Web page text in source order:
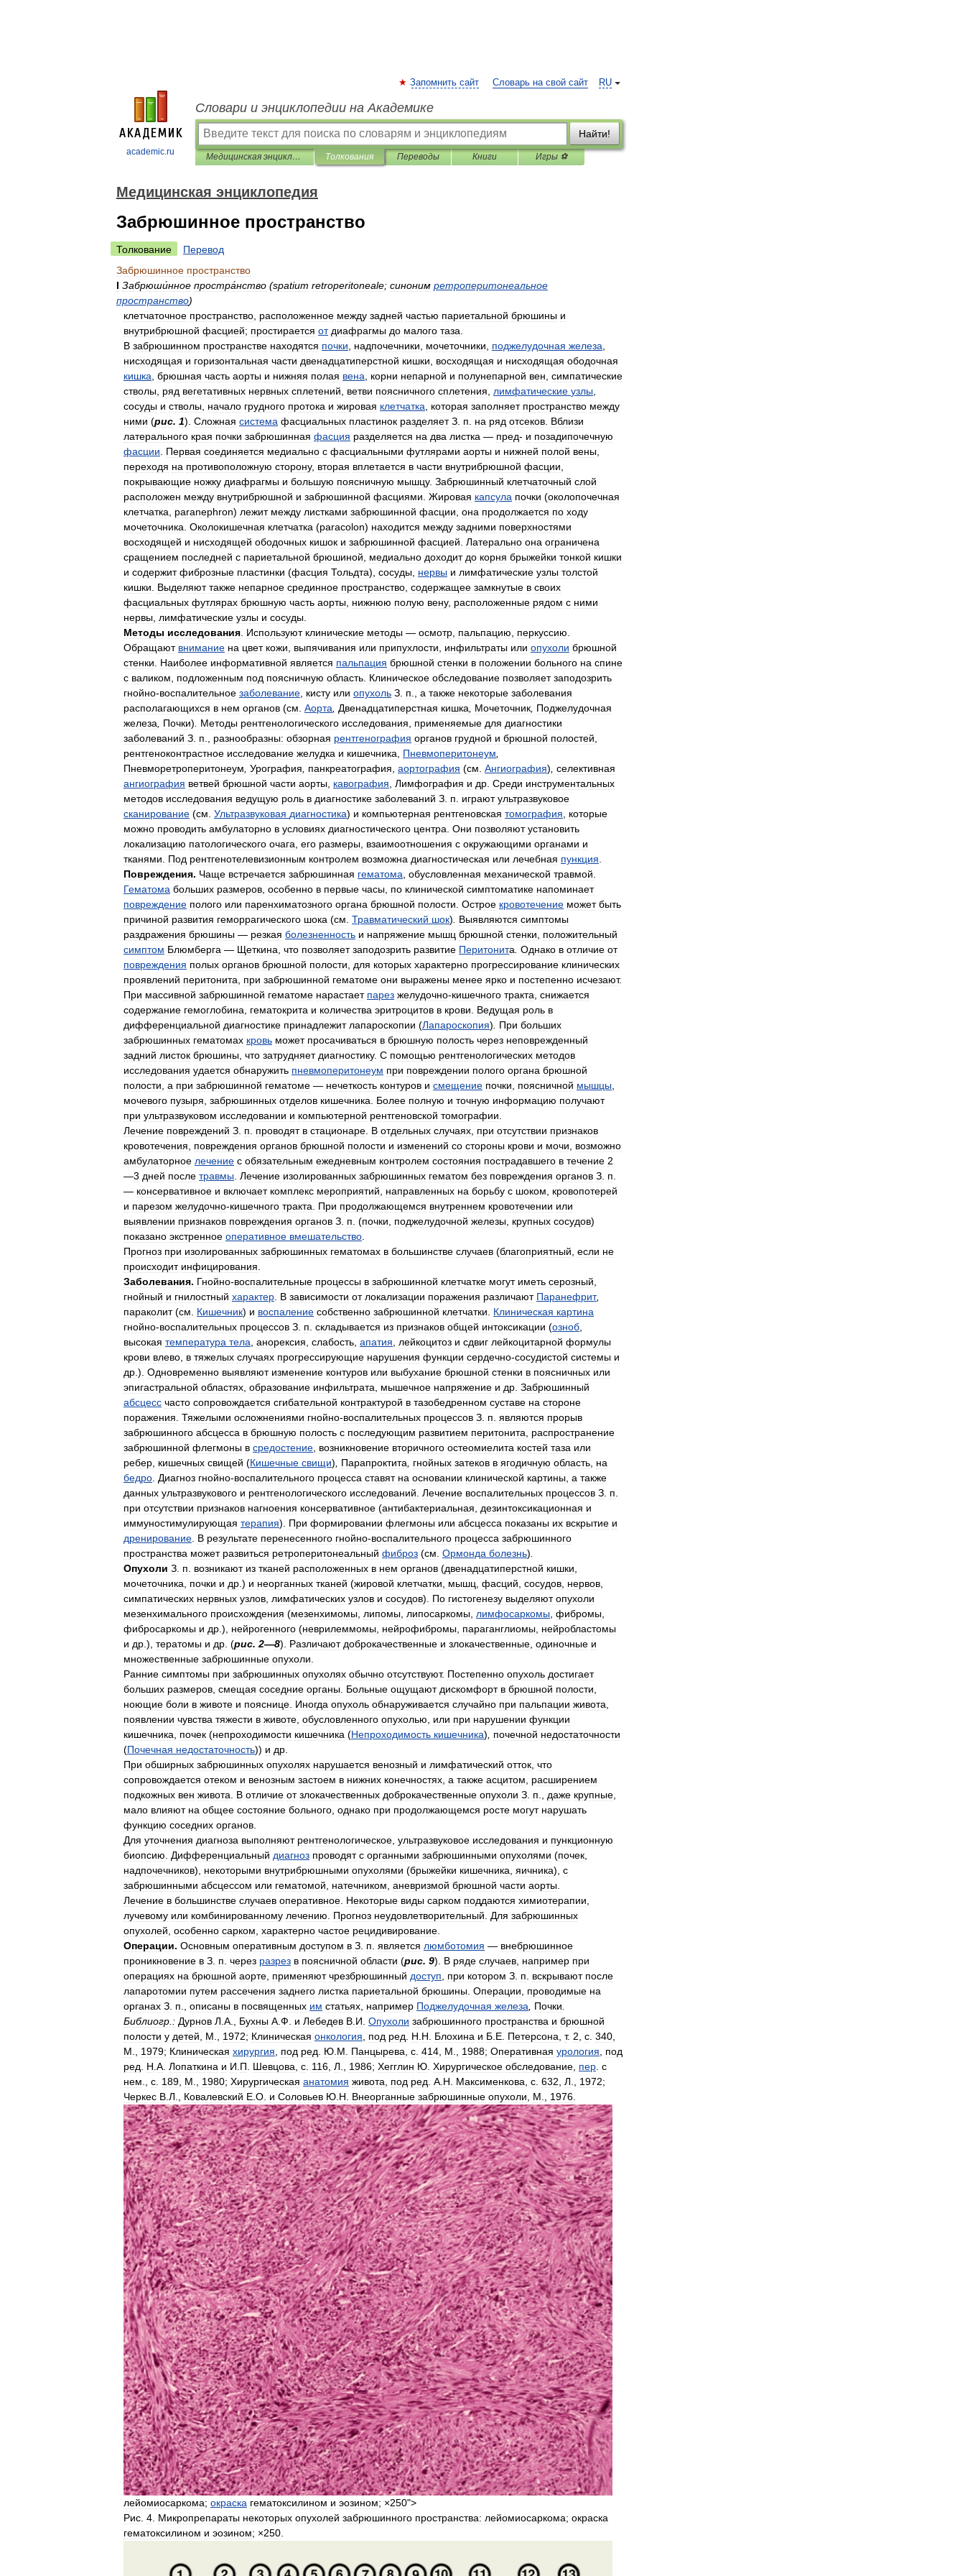
academic.ru
RU
Запомнить сайт Словарь на свой сайт
Словари и энциклопедии на Академике
Найти!
Медицинская энциклопедия Толкования Переводы Книги Игры ⚽
Медицинская энциклопедия
Забрюшинное пространство
Толкование
Перевод
Забрюшинное пространство
I Забрюши́нное простра́нство (spatium retroperitoneale; синоним ретроперитонеальное
пространство)
клетчаточное пространство расположенное между задней частью париетальной брюшины и
внутрибрюшной фасцией; простирается от диафрагмы до малого таза
В забрюшинном пространстве находятся почки надпочечники мочеточники поджелудочная железа
нисходящая и горизонтальная части двенадцатиперстной кишки восходящая и нисходящая ободочная
кишка брюшная часть аорты и нижняя полая вена корни непарной и полунепарной вен симпатические
стволы ряд вегетативных нервных сплетений ветви поясничного сплетения лимфатические узлы
сосуды и стволы начало грудного протока и жировая клетчатка которая заполняет пространство между
ними (рис. 1). Сложная система фасциальных пластинок разделяет З п на ряд отсеков Вблизи
латерального края почки забрюшинная фасция разделяется на два листка — пред- и позадипочечную
фасции
Первая соединяется медиально с фасциальными футлярами аорты и нижней полой вены
переходя на противоположную сторону, вторая вплетается в части внутрибрюшной фасции
покрывающие ножку диафрагмы и большую поясничную мышцу. Забрюшинный клетчаточный слой
расположен между внутрибрюшной и забрюшинной фасциями Жировая капсула почки (околопочечная
клетчатка
paranephron) лежит между листками забрюшинной фасции она продолжается по ходу
мочеточника Околокишечная клетчатка (paracolon) находится между задними поверхностями
восходящей и нисходящей ободочных кишок и забрюшинной фасцией Латерально она ограничена
сращением последней с париетальной брюшиной медиально доходит до корня брыжейки тонкой кишки
и содержит фиброзные пластинки (фасция Тольдта), сосуды нервы и лимфатические узлы толстой
кишки
Выделяют также непарное срединное пространство содержащее замкнутые в своих
фасциальных футлярах брюшную часть аорты нижнюю полую вену, расположенные рядом с ними
нервы лимфатические узлы и сосуды
Методы исследования Используют клинические методы — осмотр пальпацию перкуссию
Обращают внимание на цвет кожи выпячивания или припухлости инфильтраты или опухоли брюшной
стенки
Наиболее информативной является пальпация брюшной стенки в положении больного на спине
с валиком подложенным под поясничную область Клиническое обследование позволяет заподозрить
гнойно-воспалительное заболевание кисту или опухоль З п а также некоторые заболевания
располагающихся в нем органов (см Аорта Двенадцатиперстная кишка Мочеточник Поджелудочная
железа
Почки) Методы рентгенологического исследования применяемые для диагностики
заболеваний З п разнообразны: обзорная рентгенография органов грудной и брюшной полостей
рентгеноконтрастное исследование желудка и кишечника Пневмоперитонеум
Пневморетроперитонеум Урография панкреатография аортография (см Ангиография) селективная
ангиография ветвей брюшной части аорты кавография Лимфография и др Среди инструментальных
методов исследования ведущую роль в диагностике заболеваний З п играют ультразвуковое
сканирование (см Ультразвуковая диагностика) и компьютерная рентгеновская томография
которые
можно проводить амбулаторно в условиях диагностического центра Они позволяют установить
локализацию патологического очага его размеры взаимоотношения с окружающими органами и
тканями
Под рентгенотелевизионным контролем возможна диагностическая или лечебная пункция
Повреждения. Чаще встречается забрюшинная гематома обусловленная механической травмой
Гематома больших размеров особенно в первые часы по клинической симптоматике напоминает
повреждение полого или паренхиматозного органа брюшной полости Острое кровотечение может быть
причиной развития геморрагического шока (см Травматический шок) Выявляются симптомы
раздражения брюшины — резкая болезненность и напряжение мышц брюшной стенки
положительный
симптом Блюмберга — Щеткина что позволяет заподозрить развитие Перитонита Однако в отличие от
повреждения полых органов брюшной полости для которых характерно прогрессирование клинических
проявлений перитонита при забрюшинной гематоме они выражены менее ярко и постепенно исчезают.
При массивной забрюшинной гематоме нарастает парез желудочно-кишечного тракта снижается
содержание гемоглобина гематокрита и количества эритроцитов в крови Ведущая роль в
дифференциальной диагностике принадлежит лапароскопии (Лапароскопия) При больших
забрюшинных гематомах кровь может просачиваться в брюшную полость через неповрежденный
задний листок брюшины что затрудняет диагностику. С помощью рентгенологических методов
исследования удается обнаружить пневмоперитонеум при повреждении полого органа брюшной
полости а при забрюшинной гематоме — нечеткость контуров и смещение почки поясничной мышцы
мочевого пузыря забрюшинных отделов кишечника Более полную и точную информацию получают
при ультразвуковом исследовании и компьютерной рентгеновской томографии
Лечение повреждений З п проводят в стационаре В отдельных случаях при отсутствии признаков
кровотечения
повреждения органов брюшной полости и изменений со стороны крови и мочи
возможно
амбулаторное лечение с обязательным ежедневным контролем состояния пострадавшего в течение 2
—3 дней после травмы Лечение изолированных забрюшинных гематом без повреждения органов З п
— консервативное и включает комплекс мероприятий направленных на борьбу с шоком
кровопотерей
и парезом желудочно-кишечного тракта При продолжающемся внутреннем кровотечении или
выявлении признаков повреждения органов З п . (почки поджелудочной железы крупных сосудов)
показано экстренное оперативное вмешательство
Прогноз при изолированных забрюшинных гематомах в большинстве случаев (благоприятный если не
происходит инфицирования
Заболевания. Гнойно-воспалительные процессы в забрюшинной клетчатке могут иметь серозный
гнойный и гнилостный характер В зависимости от локализации поражения различают Паранефрит,
параколит(см Кишечник) и воспаление собственно забрюшинной клетчатки Клиническая картина
гнойно-воспалительных процессов З п складывается из признаков общей интоксикации (озноб
высокая температура тела анорексия слабость апатия лейкоцитоз и сдвиг лейкоцитарной формулы
крови влево в тяжелых случаях прогрессирующие нарушения функции сердечно-сосудистой системы и
др .). Одновременно выявляют изменение контуров или выбухание брюшной стенки в поясничных или
эпигастральной областях образование инфильтрата мышечное напряжение и др Забрюшинный
абсцесс часто сопровождается сгибательной контрактурой в тазобедренном суставе на стороне
поражения Тяжелыми осложнениями гнойно-воспалительных процессов З п являются прорыв
забрюшинного абсцесса в брюшную полость с последующим развитием перитонита
распространение
забрюшинной флегмоны в средостение возникновение вторичного остеомиелита костей таза или
ребер кишечных свищей (Кишечные свищи) Парапроктита гнойных затеков в ягодичную область на
бедро Диагноз гнойно-воспалительного процесса ставят на основании клинической картины а также
данных ультразвукового и рентгенологического исследований Лечение воспалительных процессов З п
при отсутствии признаков нагноения консервативное (антибактериальная дезинтоксикационная и
иммуностимулирующая терапия). При формировании флегмоны или абсцесса показаны их вскрытие и
дренирование В результате перенесенного гнойно-воспалительного процесса забрюшинного
пространства может развиться ретроперитонеальный фиброз (см Ормонда болезнь)
Опухоли З п возникают из тканей расположенных в нем органов (двенадцатиперстной кишки
мочеточника
почки и др .) и неорганных тканей (жировой клетчатки мышц фасций сосудов нервов
симпатических нервных узлов лимфатических узлов и сосудов). По гистогенезу выделяют опухоли
мезенхимального происхождения (мезенхимомы липомы липосаркомы лимфосаркомы фибромы
фибросаркомы и др .), нейрогенного (неврилеммомы нейрофибромы параганглиомы нейробластомы
и др .), тератомы и др . (рис. 2—8). Различают доброкачественные и злокачественные одиночные и
множественные забрюшинные опухоли
Ранние симптомы при забрюшинных опухолях обычно отсутствуют. Постепенно опухоль достигает
больших размеров смещая соседние органы Больные ощущают дискомфорт в брюшной полости
ноющие боли в животе и пояснице Иногда опухоль обнаруживается случайно при пальпации живота
появлении чувства тяжести в животе обусловленного опухолью или при нарушении функции
кишечника
почек (непроходимости кишечника (Непроходимость кишечника) почечной недостаточности
(Почечная недостаточность)) и др
При обширных забрюшинных опухолях нарушается венозный и лимфатический отток что
сопровождается отеком и венозным застоем в нижних конечностях а также асцитом
расширением
подкожных вен живота В отличие от злокачественных доброкачественные опухоли З п даже крупные
мало влияют на общее состояние больного однако при продолжающемся росте могут нарушать
функцию соседних органов
Для уточнения диагноза выполняют рентгенологическое ультразвуковое исследования и пункционную
биопсию
Дифференциальный диагноз проводят с органными забрюшинными опухолями (почек
надпочечников), некоторыми внутрибрюшными опухолями (брыжейки кишечника яичника), с
забрюшинными абсцессом или гематомой натечником аневризмой брюшной части аорты
Лечение в большинстве случаев оперативное Некоторые виды сарком поддаются химиотерапии
лучевому или комбинированному лечению Прогноз неудовлетворительный Для забрюшинных
опухолей особенно сарком характерно частое рецидивирование
Операции. Основным оперативным доступом в З п является люмботомия — внебрюшинное
проникновение в З п через разрез в поясничной области (рис. 9). В ряде случаев например при
операциях на брюшной аорте применяют чрезбрюшинный доступ при котором З п вскрывают после
лапаротомии путем рассечения заднего листка париетальной брюшины Операции проводимые на
органах З п описаны в посвященных им статьях например Поджелудочная железа Почки
Библиогр : Дурнов Л А Бухны А Ф и Лебедев В И Опухоли забрюшинного пространства и брюшной
полости у детей М 1972; Клиническая онкология под ред Н Н Блохина и Б Е Петерсона т. 2 с 340
М
1979; Клиническая хирургия под ред Ю М Панцырева с 414 М 1988; Оперативная урология
под
ред
Н А Лопаткина и И П Шевцова с 116 Л 1986; Хегглин Ю Хирургическое обследование пер с
нем
с 189 М 1980; Хирургическая анатомия живота под ред А Н Максименкова с 632 Л 1972;
Черкес В Л Ковалевский Е О и Соловьев Ю Н Внеорганные забрюшинные опухоли М 1976
лейомиосаркома; окраска гематоксилином и эозином; ×250">
Рис 4 Микропрепараты некоторых опухолей забрюшинного пространства: лейомиосаркома; окраска
гематоксилином и эозином; ×250